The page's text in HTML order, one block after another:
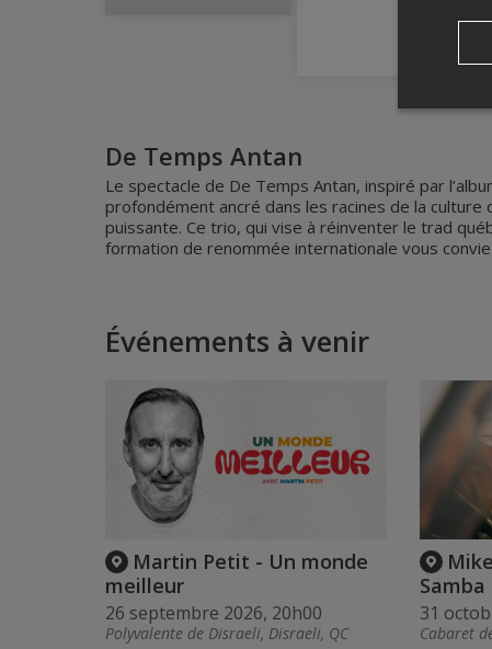
De Temps Antan
Le spectacle de De Temps Antan, inspiré par
profondément ancré dans les racines de la
puissante. Ce trio, qui vise à réinventer le trad
formation de renommée internationale vous
Événements à venir
Martin Petit - Un monde
meilleur
26 septembre 2026, 20h00
Polyvalente de Disraeli, Disraeli, QC
Samba
31
Cabaret